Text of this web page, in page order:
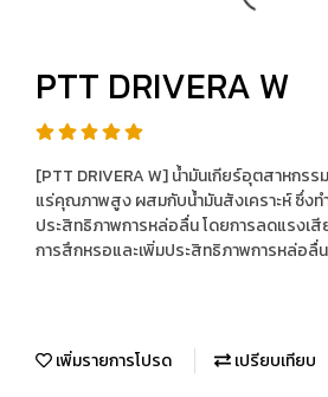
PTT DRIVERA W
[PTT DRIVERA W] น้ำมันเกียร์อุตสาหกร
แร่คุณภาพสูง ผสมกับน้ำมันสังเคราะห์ ซึ่งท
ประสิทธิภาพการหล่อลื่น โดยการลดแรงเ
การสึกหรอและเพิ่มประสิทธิภาพการหล่อลื่
เพิ่มรายการโปรด เปรียบเทียบ